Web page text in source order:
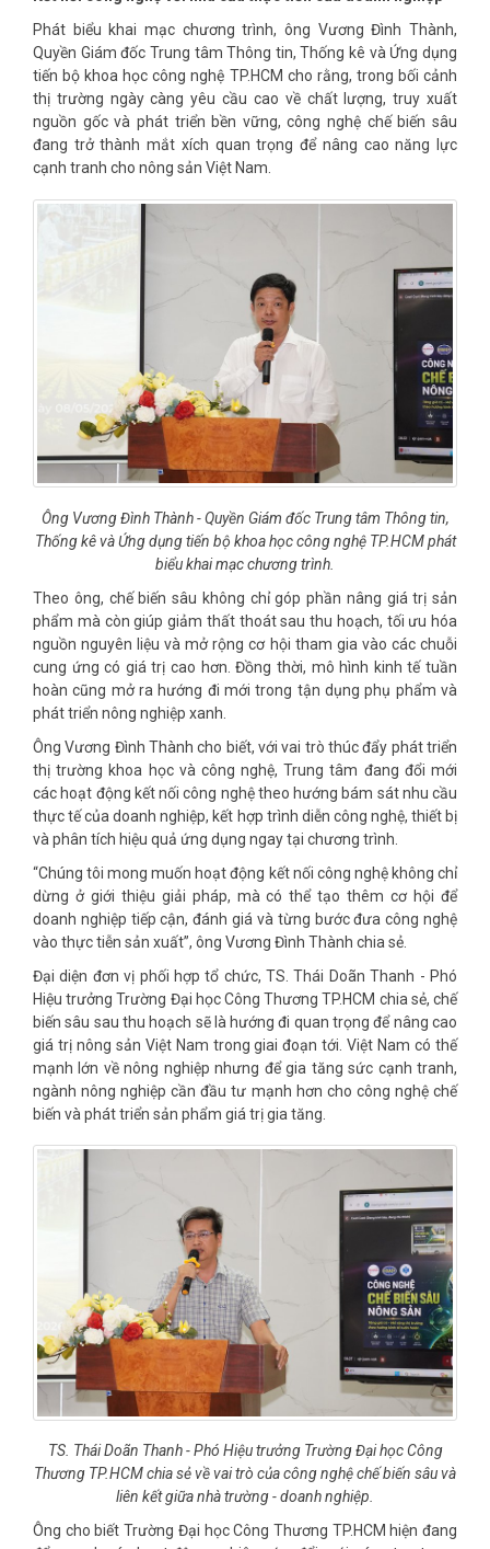
Phát biểu khai mạc chương trình, ông Vương Đình Thành,
Quyền Giám đốc Trung tâm Thông tin, Thống kê và Ứng dụng
tiến bộ khoa học công nghệ TP.HCM cho rằng, trong bối cảnh
thị trường ngày càng yêu cầu cao về chất lượng, truy xuất
nguồn gốc và phát triển bền vững, công nghệ chế biến sâu
đang trở thành mắt xích quan trọng để nâng cao năng lực
cạnh tranh cho nông sản Việt Nam.
Ông Vương Đình Thành - Quyền Giám đốc Trung tâm Thông tin,
Thống kê và Ứng dụng tiến bộ khoa học công nghệ TP.HCM phát
biểu khai mạc chương trình.
Theo ông, chế biến sâu không chỉ góp phần nâng giá trị sản
phẩm mà còn giúp giảm thất thoát sau thu hoạch, tối ưu hóa
nguồn nguyên liệu và mở rộng cơ hội tham gia vào các chuỗi
cung ứng có giá trị cao hơn. Đồng thời, mô hình kinh tế tuần
hoàn cũng mở ra hướng đi mới trong tận dụng phụ phẩm và
phát triển nông nghiệp xanh.
Ông Vương Đình Thành cho biết, với vai trò thúc đẩy phát triển
thị trường khoa học và công nghệ, Trung tâm đang đổi mới
các hoạt động kết nối công nghệ theo hướng bám sát nhu cầu
thực tế của doanh nghiệp, kết hợp trình diễn công nghệ, thiết bị
và phân tích hiệu quả ứng dụng ngay tại chương trình.
“Chúng tôi mong muốn hoạt động kết nối công nghệ không chỉ
dừng ở giới thiệu giải pháp, mà có thể tạo thêm cơ hội để
doanh nghiệp tiếp cận, đánh giá và từng bước đưa công nghệ
vào thực tiễn sản xuất”, ông Vương Đình Thành chia sẻ.
Đại diện đơn vị phối hợp tổ chức, TS. Thái Doãn Thanh - Phó
Hiệu trưởng Trường Đại học Công Thương TP.HCM chia sẻ, chế
biến sâu sau thu hoạch sẽ là hướng đi quan trọng để nâng cao
giá trị nông sản Việt Nam trong giai đoạn tới. Việt Nam có thế
mạnh lớn về nông nghiệp nhưng để gia tăng sức cạnh tranh,
ngành nông nghiệp cần đầu tư mạnh hơn cho công nghệ chế
biến và phát triển sản phẩm giá trị gia tăng.
TS. Thái Doãn Thanh - Phó Hiệu trưởng Trường Đại học Công
Thương TP.HCM chia sẻ về vai trò của công nghệ chế biến sâu và
liên kết giữa nhà trường - doanh nghiệp.
Ông cho biết Trường Đại học Công Thương TP.HCM hiện đang